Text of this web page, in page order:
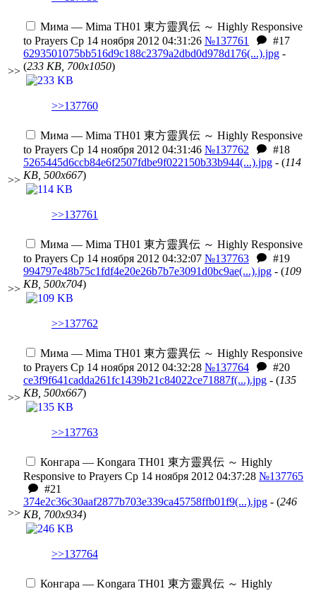
>>
Мима — Mima TH01 東方靈異伝 ～ Highly Responsive
to Prayers Ср 14 ноября 2012 04:31:26 №137761
#17
6293501075bb516d9c188c2379a2dbd0d978d176(...).jpg -
(233 KB, 700x1050)
>>137760
>>
Мима — Mima TH01 東方靈異伝 ～ Highly Responsive
to Prayers Ср 14 ноября 2012 04:31:46 №137762
#18
5265445d6ccb84e6f2507fdbe9f022150b33b944(...).jpg - (114
KB, 500x667)
>>137761
>>
Мима — Mima TH01 東方靈異伝 ～ Highly Responsive
to Prayers Ср 14 ноября 2012 04:32:07 №137763
#19
994797e48b75c1fdf4e20e26b7b7e3091d0bc9ae(...).jpg - (109
KB, 500x704)
>>137762
>>
Мима — Mima TH01 東方靈異伝 ～ Highly Responsive
to Prayers Ср 14 ноября 2012 04:32:28 №137764
#20
ce3f9f641cadda261fc1439b21c84022ce71887f(...).jpg - (135
KB, 500x667)
>>137763
>>
Конгара — Kongara TH01 東方靈異伝 ～ Highly
Responsive to Prayers Ср 14 ноября 2012 04:37:28 №137765
#21
374e2c36c30aaf2877b703e339ca45758ffb01f9(...).jpg - (246
KB, 700x934)
>>137764
Конгара — Kongara TH01 東方靈異伝 ～ Highly